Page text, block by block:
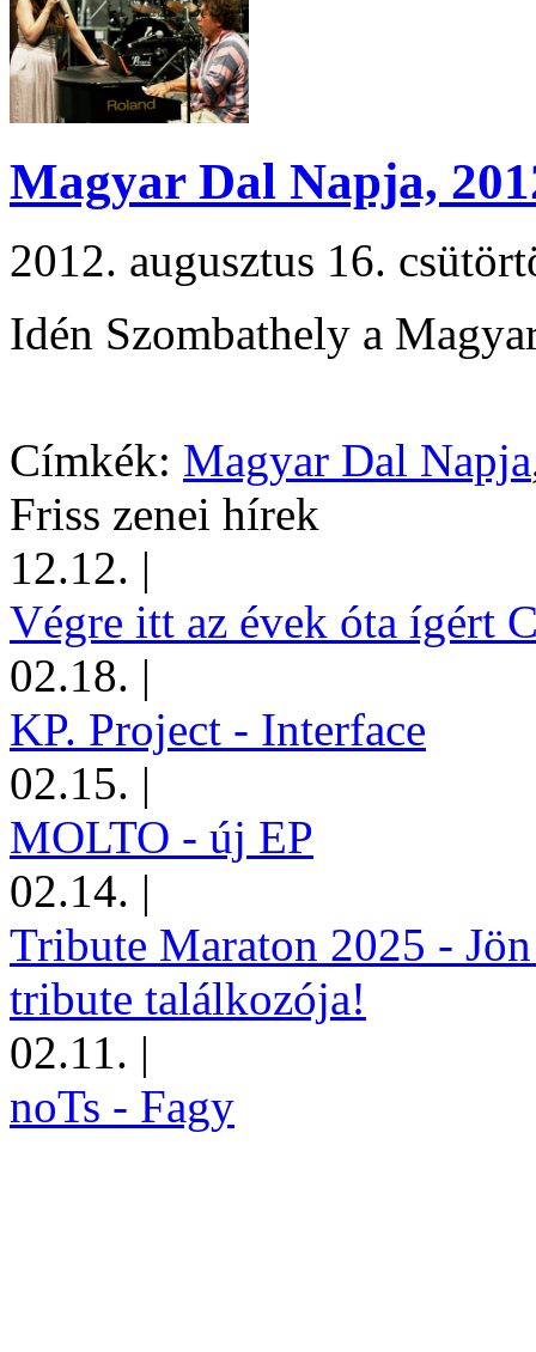
Magyar Dal Napja,
2012. augusztus 16.
Idén Szombathely a
Címkék: Magyar Dal Napja
Friss zenei hírek
12.12. |
Végre itt az évek óta ígért
02.18. |
KP. Project - Interface
02.15. |
MOLTO - új EP
02.14. |
Tribute Maraton 2025 -
tribute találkozója!
02.11. |
noTs - Fagy